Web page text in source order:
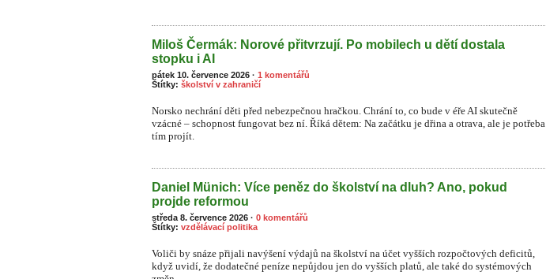
Miloš Čermák: Norové přitvrzují. Po mobilech u dětí dostala
stopku i AI
pátek 10. července 2026 · 1 komentářů
Štítky: školství v zahraničí
Norsko nechrání děti před nebezpečnou hračkou. Chrání to, co bude v éře AI skutečně
vzácné – schopnost fungovat bez ní. Říká dětem: Na začátku je dřina a otrava, ale je potřeba
tím projít.
Daniel Münich: Více peněz do školství na dluh? Ano, pokud
projde reformou
středa 8. července 2026 · 0 komentářů
Štítky: vzdělávací politika
Voliči by snáze přijali navýšení výdajů na školství na účet vyšších rozpočtových deficitů,
když uvidí, že dodatečné peníze nepůjdou jen do vyšších platů, ale také do systémových